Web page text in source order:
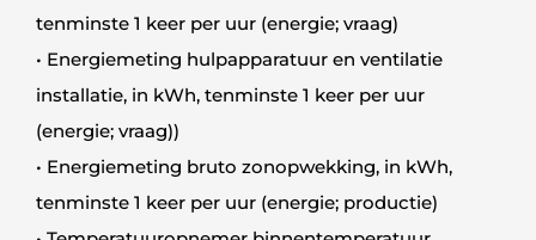
tenminste 1 keer per uur (energie; vraag)
• Energiemeting hulpapparatuur en ventilatie
installatie, in kWh, tenminste 1 keer per uur
(energie; vraag))
• Energiemeting bruto zonopwekking, in kWh,
tenminste 1 keer per uur (energie; productie)